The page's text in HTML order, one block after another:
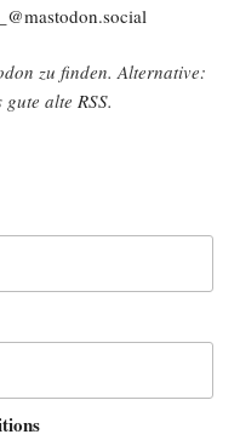
zu fin­den. Alter­na­ti­ve:
alte RSS.